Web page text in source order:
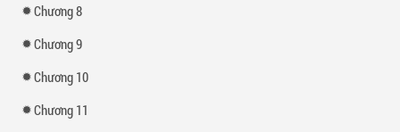
Chương 8
Chương 9
Chương 10
Chương 11